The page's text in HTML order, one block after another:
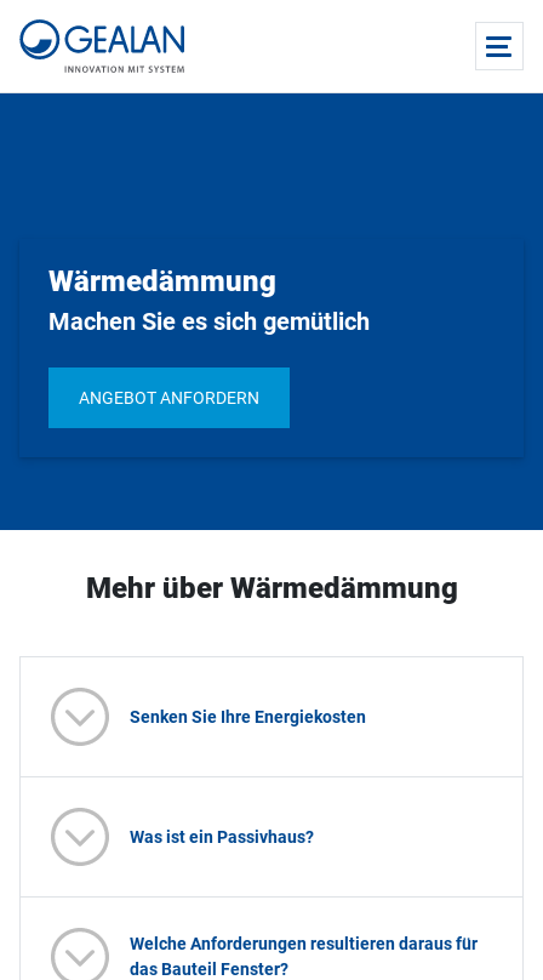
Wärmedämmung
Machen Sie es sich gemütlich
ANGEBOT ANFORDERN
Mehr über Wärmedämmung
Senken Sie Ihre Energiekosten
Was ist ein Passivhaus?
Welche Anforderungen resultieren daraus für
das Bauteil Fenster?